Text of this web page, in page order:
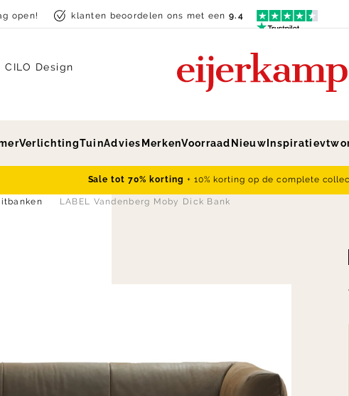
open! klanten beoordelen ons met een9.4
CILO Design
VerlichtingTuinAdvies MerkenVoorraad Nieuw Inspiratie
Sale tot 70% korting + 10% korting op de complete
LABEL Vandenberg Moby Dick Bank